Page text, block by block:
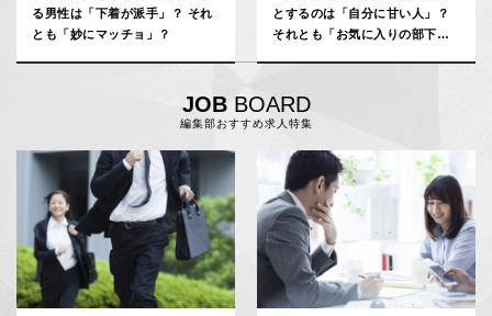
る男性は「下着が派手」？ それ
とも「妙にマッチョ」？
とするのは「自分に甘い人」？
それとも「お気に入りの部下に
JOBBOARD
編集部おすすめ求人特集